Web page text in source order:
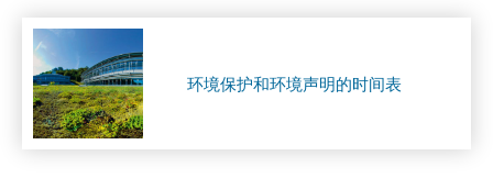
环境保护和环境声明的时间表